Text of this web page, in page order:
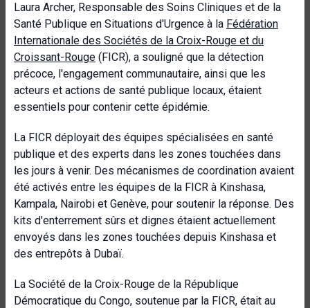
Laura Archer, Responsable des Soins Cliniques et de la
Santé Publique en Situations d'Urgence à la Fédération
Internationale des Sociétés de la Croix-Rouge et du
Croissant-Rouge (FICR), a souligné que la détection
précoce, l'engagement communautaire, ainsi que les
acteurs et actions de santé publique locaux, étaient
essentiels pour contenir cette épidémie.
La FICR déployait des équipes spécialisées en santé
publique et des experts dans les zones touchées dans
les jours à venir. Des mécanismes de coordination avaient
été activés entre les équipes de la FICR à Kinshasa,
Kampala, Nairobi et Genève, pour soutenir la réponse. Des
kits d'enterrement sûrs et dignes étaient actuellement
envoyés dans les zones touchées depuis Kinshasa et
des entrepôts à Dubaï.
La Société de la Croix-Rouge de la République
Démocratique du Congo, soutenue par la FICR, était au